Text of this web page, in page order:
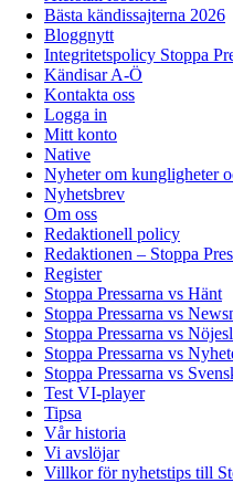
Bästa kändissajterna 2026
Bloggnytt
Integritetspolicy Stoppa
Kändisar A-Ö
Kontakta oss
Logga in
Mitt konto
Native
Nyheter om kungligheter
Nyhetsbrev
Om oss
Redaktionell policy
Redaktionen – Stoppa
Register
Stoppa Pressarna vs Hänt
Stoppa Pressarna vs
Stoppa Pressarna vs
Stoppa Pressarna vs
Stoppa Pressarna vs
Test VI-player
Tipsa
Vår historia
Vi avslöjar
Villkor för nyhetstips till